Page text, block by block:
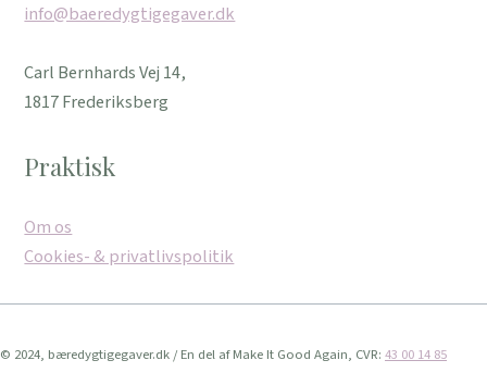
info@baeredygtigegaver.dk
Carl Bernhards Vej 14,
1817 Frederiksberg
Praktisk
Om os
Cookies- & privatlivspolitik
© 2024, bæredygtigegaver.dk / En del af Make It Good Again, CVR: 43 00 14 85